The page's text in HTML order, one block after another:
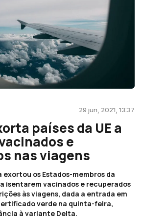
29 jun, 2021, 13:37
países da UE a
e
nas viagens
exortou os Estados-membros da
isentarem vacinados e recuperados
às viagens, dada a entrada em
verde na quinta-feira,
à variante Delta.